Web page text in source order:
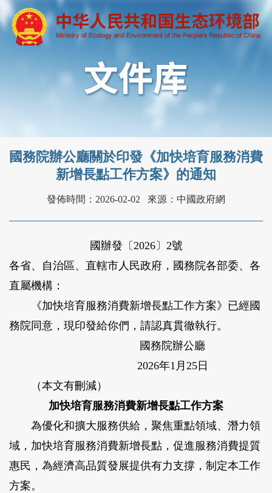
國務院辦公廳關於印發《加快培育服務消費
新增長點工作方案》的通知
發佈時間：2026-02-02 來源：中國政府網
國辦發〔2026〕2號
各省、自治區、直轄市人民政府，國務院各部委、各
直屬機構：
《加快培育服務消費新增長點工作方案》已經國
務院同意，現印發給你們，請認真貫徹執行。
國務院辦公廳
2026年1月25日
（本文有刪減）
加快培育服務消費新增長點工作方案
為優化和擴大服務供給，聚焦重點領域、潛力領
域，加快培育服務消費新增長點，促進服務消費提質
惠民，為經濟高品質發展提供有力支撐，制定本工作
方案。